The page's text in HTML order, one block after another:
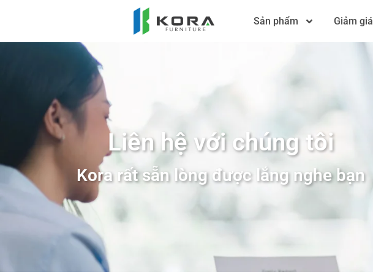
Sản phẩm Giảm giá
Liên hệ với chúng tôi
Kora rất sẵn lòng được lắng nghe bạn